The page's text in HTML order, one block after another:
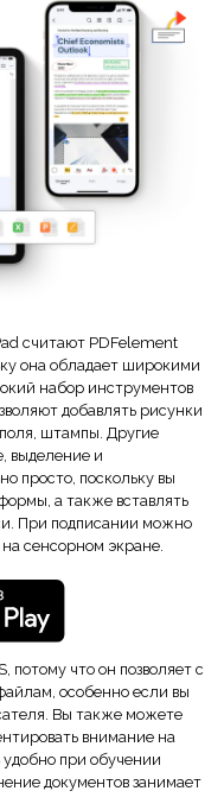
считают PDFelement
она обладает широкими
набор инструментов
добавлять рисунки
штампы. Другие
выделение и
просто, поскольку вы
а также вставлять
При подписании можно
сенсорном экране.
потому что он позволяет с
особенно если вы
Вы также можете
внимание на
при обучении
документов занимает